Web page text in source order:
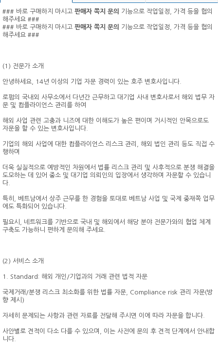
### 바로 구매하지 마시고 판매자 쪽지 문의
기능으로 작업일정, 가격 등을 협의
해주세요 ###
### 바로 구매하지 마시고 판매자 쪽지 문의
기능으로 작업일정, 가격 등을 협의
해주세요 ###
(1) 전문가 소개
안녕하세요, 14년 이상의 기업 자문 경력이 있는 호주 변호사입니다.
로펌의 국내외 사무소에서 다년간 근무하고 대기업 사내 변호사로서 해외 법무 자
문 및 컴플라이언스 관리를 하여
해외 사업 관련 고충과 니즈에 대한 이해도가 높은 편이며 거시적인 안목으로도
자문을 할 수 있는 변호사입니다.
기업의 해외 사업에 대한 컴플라이언스 리스크 관리, 해외 법인 관리 등도 직접 수
행하며
더욱 실질적으로 예방적인 차원에서 법률 리스크 관리 및 사후적으로 분쟁 해결을
도모하는 데 있어 중소 및 대기업 의뢰인의 입장에서 생각하며 자문할 수 있습니
다.
특히, 베트남에서 상주 근무를 한 경험을 토대로 베트남 사업 및 국제 중재쪽 업무
에도 특화되어 있습니다.
필요시, 네트워크를 기반으로 국내 및 해외에서 해당 분야 전문가와의 협업 체계
구축도 가능하니 편하게 문의해 주세요.
(2) 서비스 소개
1. Standard: 해외 개인/기업과의 거래 관련 법적 자문
국제거래/분쟁 리스크 최소화를 위한 법률 자문, Compliance risk 관리 자문(방
향 제시)
자세히 문제되는 사항과 관련 자료를 전달해 주시면 이에 따라 자문을 합니다.
사안별로 견적이 다소 다를 수 있으며, 이는 사전에 문의 후 견적 단계에서 안내합
니다.